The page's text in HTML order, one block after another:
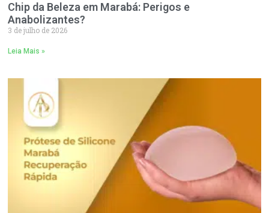
Chip da Beleza em Marabá: Perigos e
Anabolizantes?
3 de julho de 2026
Leia Mais »